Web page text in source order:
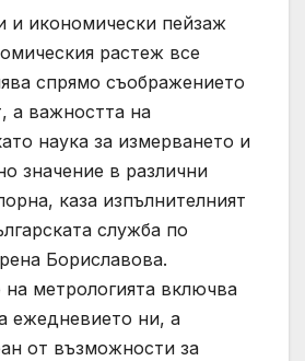
и икономически пейзаж
растеж все
спрямо съображението
а важността на
наука за измерването и
значение в различни
каза изпълнителният
служба по
Бориславова.
на метрологията включва
ежедневието ни, а
от възможности за